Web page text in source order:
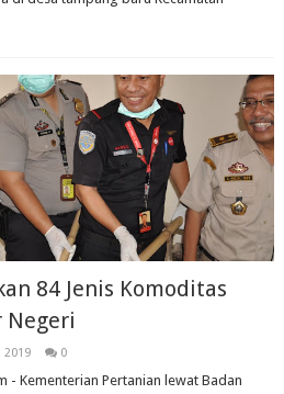
84 Jenis Komoditas
Negeri
2019 0
- Kementerian Pertanian lewat Badan